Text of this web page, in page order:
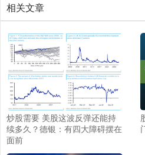
相关文章
炒股需要 美股这波反弹还能持
续多久？德银：有四大障碍摆在
面前